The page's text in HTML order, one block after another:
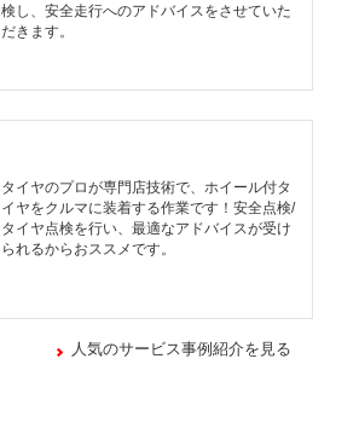
検し、安全走行へのアドバイスをさせていた
だきます。
タイヤのプロが専門店技術で、ホイール付タ
イヤをクルマに装着する作業です！安全点検/
タイヤ点検を行い、最適なアドバイスが受け
られるからおススメです。
人気のサービス事例紹介を見る